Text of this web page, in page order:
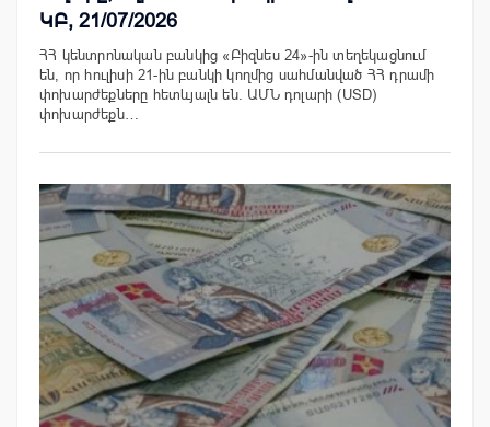
ԿԲ, 21/07/2026
ՀՀ կենտրոնական բանկից «Բիզնես 24»-ին տեղեկացնում
են, որ հուլիսի 21-ին բանկի կողմից սահմանված ՀՀ դրամի
փոխարժեքները հետևյալն են. ԱՄՆ դոլարի (USD)
փոխարժեքն…